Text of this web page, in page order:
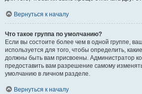
Вернуться к началу
Что такое группа по умолчанию?
Если вы состоите более чем в одной группе,
используется для того, чтобы определить,
должны быть вам присвоены. Администратор
предоставить вам разрешение самому
умолчанию в личном разделе.
Вернуться к началу